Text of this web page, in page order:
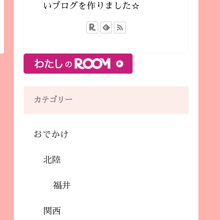
いブログを作りました☆
カテゴリー
おでかけ
北陸
福井
関西